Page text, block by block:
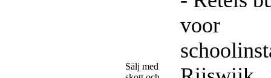
Sälj med
voor